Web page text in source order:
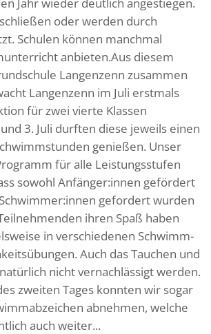
oder werden durch
Schulen können manchmal
anbieten.Aus diesem
Langenzenn zusammen
Langenzenn im Juli erstmals
für zwei vierte Klassen
3. Juli durften diese jeweils einen
genießen. Unser
für alle Leistungsstufen
sowohl Anfänger:innen gefördert
gefordert wurden
ihren Spaß haben
in verschiedenen Schwimm-
Auch das Tauchen und
nicht vernachlässigt werden.
zweiten Tages konnten wir sogar
abnehmen, welche
auch weiter...